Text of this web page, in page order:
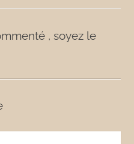
, soyez le